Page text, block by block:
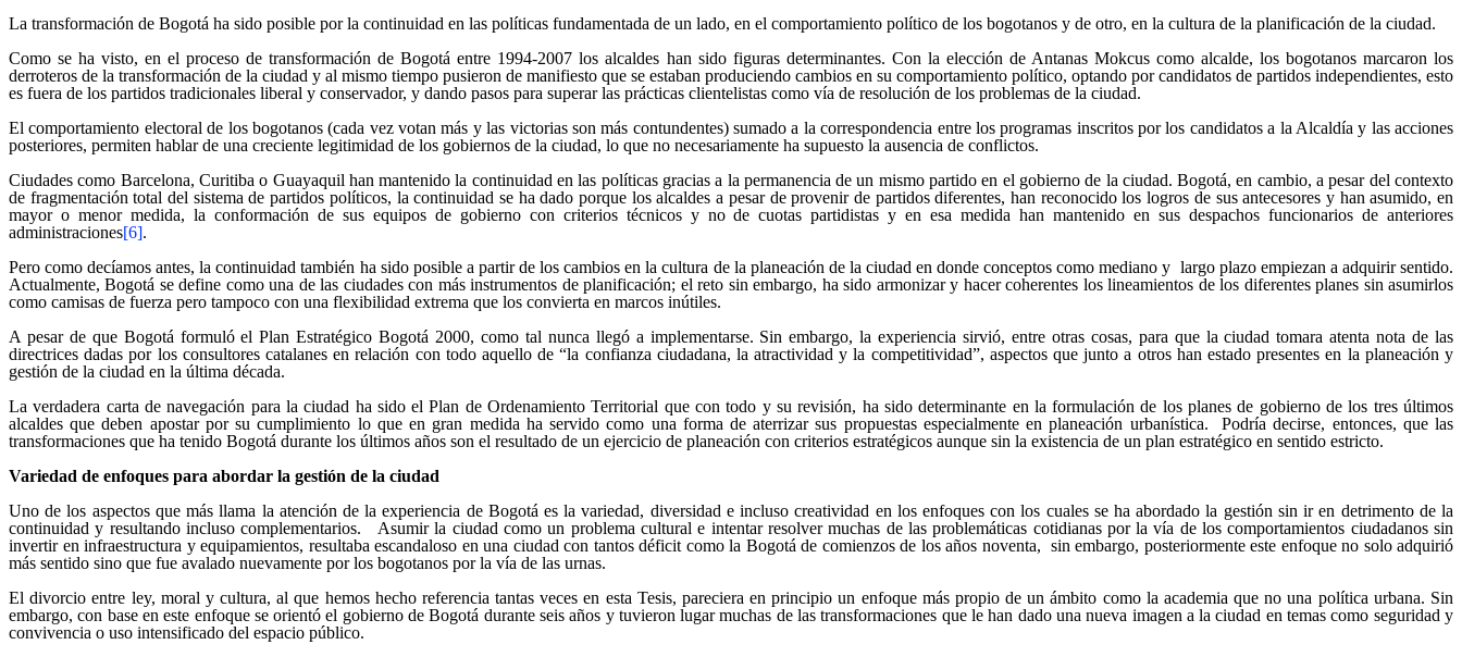
La transformación de Bogotá ha sido posible por la continuidad en las políticas fundamentada de un lado, en el comportamiento político de los bogotanos y de otro, en la cultura de la planificación de la ciudad.
Como se ha visto, en el proceso de transformación de Bogotá entre 1994-2007 los alcaldes han sido figuras determinantes. Con la elección de Antanas Mokcus como alcalde, los bogotanos marcaron los
derroteros de la transformación de la ciudad y al mismo tiempo pusieron de manifiesto que se estaban produciendo cambios en su comportamiento político, optando por candidatos de partidos independientes, esto
es fuera de los partidos tradicionales liberal y conservador, y dando pasos para superar las prácticas clientelistas como vía de resolución de los problemas de la ciudad.
El comportamiento electoral de los bogotanos (cada vez votan más y las victorias son más contundentes) sumado a la correspondencia entre los programas inscritos por los candidatos a la Alcaldía y las acciones
posteriores, permiten hablar de una creciente legitimidad de los gobiernos de la ciudad, lo que no necesariamente ha supuesto la ausencia de conflictos.
Ciudades como Barcelona, Curitiba o Guayaquil han mantenido la continuidad en las políticas gracias a la permanencia de un mismo partido en el gobierno de la ciudad. Bogotá, en cambio, a pesar del contexto
de fragmentación total del sistema de partidos políticos, la continuidad se ha dado porque los alcaldes a pesar de provenir de partidos diferentes, han reconocido los logros de sus antecesores y han asumido, en
mayor o menor medida, la conformación de sus equipos de gobierno con criterios técnicos y no de cuotas partidistas y en esa medida han mantenido en sus despachos funcionarios de anteriores
administraciones[6].
Pero como decíamos antes, la continuidad también ha sido posible a partir de los cambios en la cultura de la planeación de la ciudad en donde conceptos como mediano y largo plazo empiezan a adquirir sentido.
Actualmente, Bogotá se define como una de las ciudades con más instrumentos de planificación; el reto sin embargo, ha sido armonizar y hacer coherentes los lineamientos de los diferentes planes sin asumirlos
como camisas de fuerza pero tampoco con una flexibilidad extrema que los convierta en marcos inútiles.
A pesar de que Bogotá formuló el Plan Estratégico Bogotá 2000, como tal nunca llegó a implementarse. Sin embargo, la experiencia sirvió, entre otras cosas, para que la ciudad tomara atenta nota de las
directrices dadas por los consultores catalanes en relación con todo aquello de “la confianza ciudadana, la atractividad y la competitividad”, aspectos que junto a otros han estado presentes en la planeación y
gestión de la ciudad en la última década.
La verdadera carta de navegación para la ciudad ha sido el Plan de Ordenamiento Territorial que con todo y su revisión, ha sido determinante en la formulación de los planes de gobierno de los tres últimos
alcaldes que deben apostar por su cumplimiento lo que en gran medida ha servido como una forma de aterrizar sus propuestas especialmente en planeación urbanística. Podría decirse, entonces, que las
transformaciones que ha tenido Bogotá durante los últimos años son el resultado de un ejercicio de planeación con criterios estratégicos aunque sin la existencia de un plan estratégico en sentido estricto.
Variedad de enfoques para abordar la gestión de la ciudad
Uno de los aspectos que más llama la atención de la experiencia de Bogotá es la variedad, diversidad e incluso creatividad en los enfoques con los cuales se ha abordado la gestión sin ir en detrimento de la
continuidad y resultando incluso complementarios. Asumir la ciudad como un problema cultural e intentar resolver muchas de las problemáticas cotidianas por la vía de los comportamientos ciudadanos sin
invertir en infraestructura y equipamientos, resultaba escandaloso en una ciudad con tantos déficit como la Bogotá de comienzos de los años noventa, sin embargo, posteriormente este enfoque no solo adquirió
más sentido sino que fue avalado nuevamente por los bogotanos por la vía de las urnas.
El divorcio entre ley, moral y cultura, al que hemos hecho referencia tantas veces en esta Tesis, pareciera en principio un enfoque más propio de un ámbito como la academia que no una política urbana. Sin
embargo, con base en este enfoque se orientó el gobierno de Bogotá durante seis años y tuvieron lugar muchas de las transformaciones que le han dado una nueva imagen a la ciudad en temas como seguridad y
convivencia o uso intensificado del espacio público.